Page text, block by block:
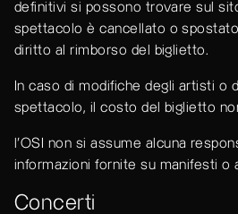
definitivi si possono trovare sul
spettacolo è cancellato o
diritto al rimborso del biglietto.
In caso di modifiche degli artisti o
spettacolo, il costo del biglietto
l’OSI non si assume alcuna
informazioni fornite su manifesti o
Concerti